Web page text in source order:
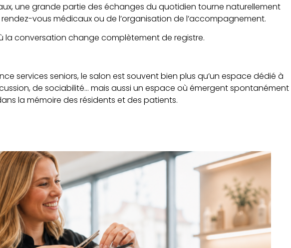
une grande partie des échanges du quotidien tourne naturellement
vous médicaux ou de l’organisation de l’accompagnement.
la conversation change complètement de registre.
services seniors, le salon est souvent bien plus qu’un espace dédié à
de sociabilité… mais aussi un espace où émergent spontanément
la mémoire des résidents et des patients.